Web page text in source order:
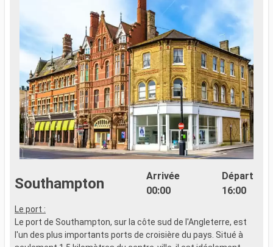
Southampton
Arrivée
00:00
Départ
16:00
Le port :
Le port de Southampton, sur la côte sud de l'Angleterre, est
l'un des plus importants ports de croisière du pays. Situé à